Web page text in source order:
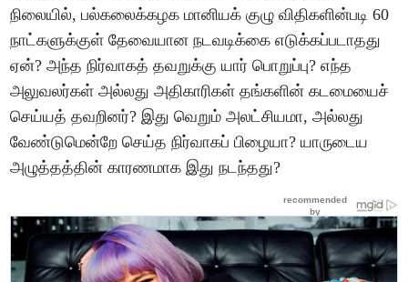
நிலையில், பல்கலைக்கழக மானியக் குழு விதிகளின்படி 60
நாட்களுக்குள் தேவையான நடவடிக்கை எடுக்கப்படாதது
ஏன்? அந்த நிர்வாகத் தவறுக்கு யார் பொறுப்பு? எந்த
அலுவலர்கள் அல்லது அதிகாரிகள் தங்களின் கடமையைச்
செய்யத் தவறினர்? இது வெறும் அலட்சியமா, அல்லது
வேண்டுமென்றே செய்த நிர்வாகப் பிழையா? யாருடைய
அழுத்தத்தின் காரணமாக இது நடந்தது?